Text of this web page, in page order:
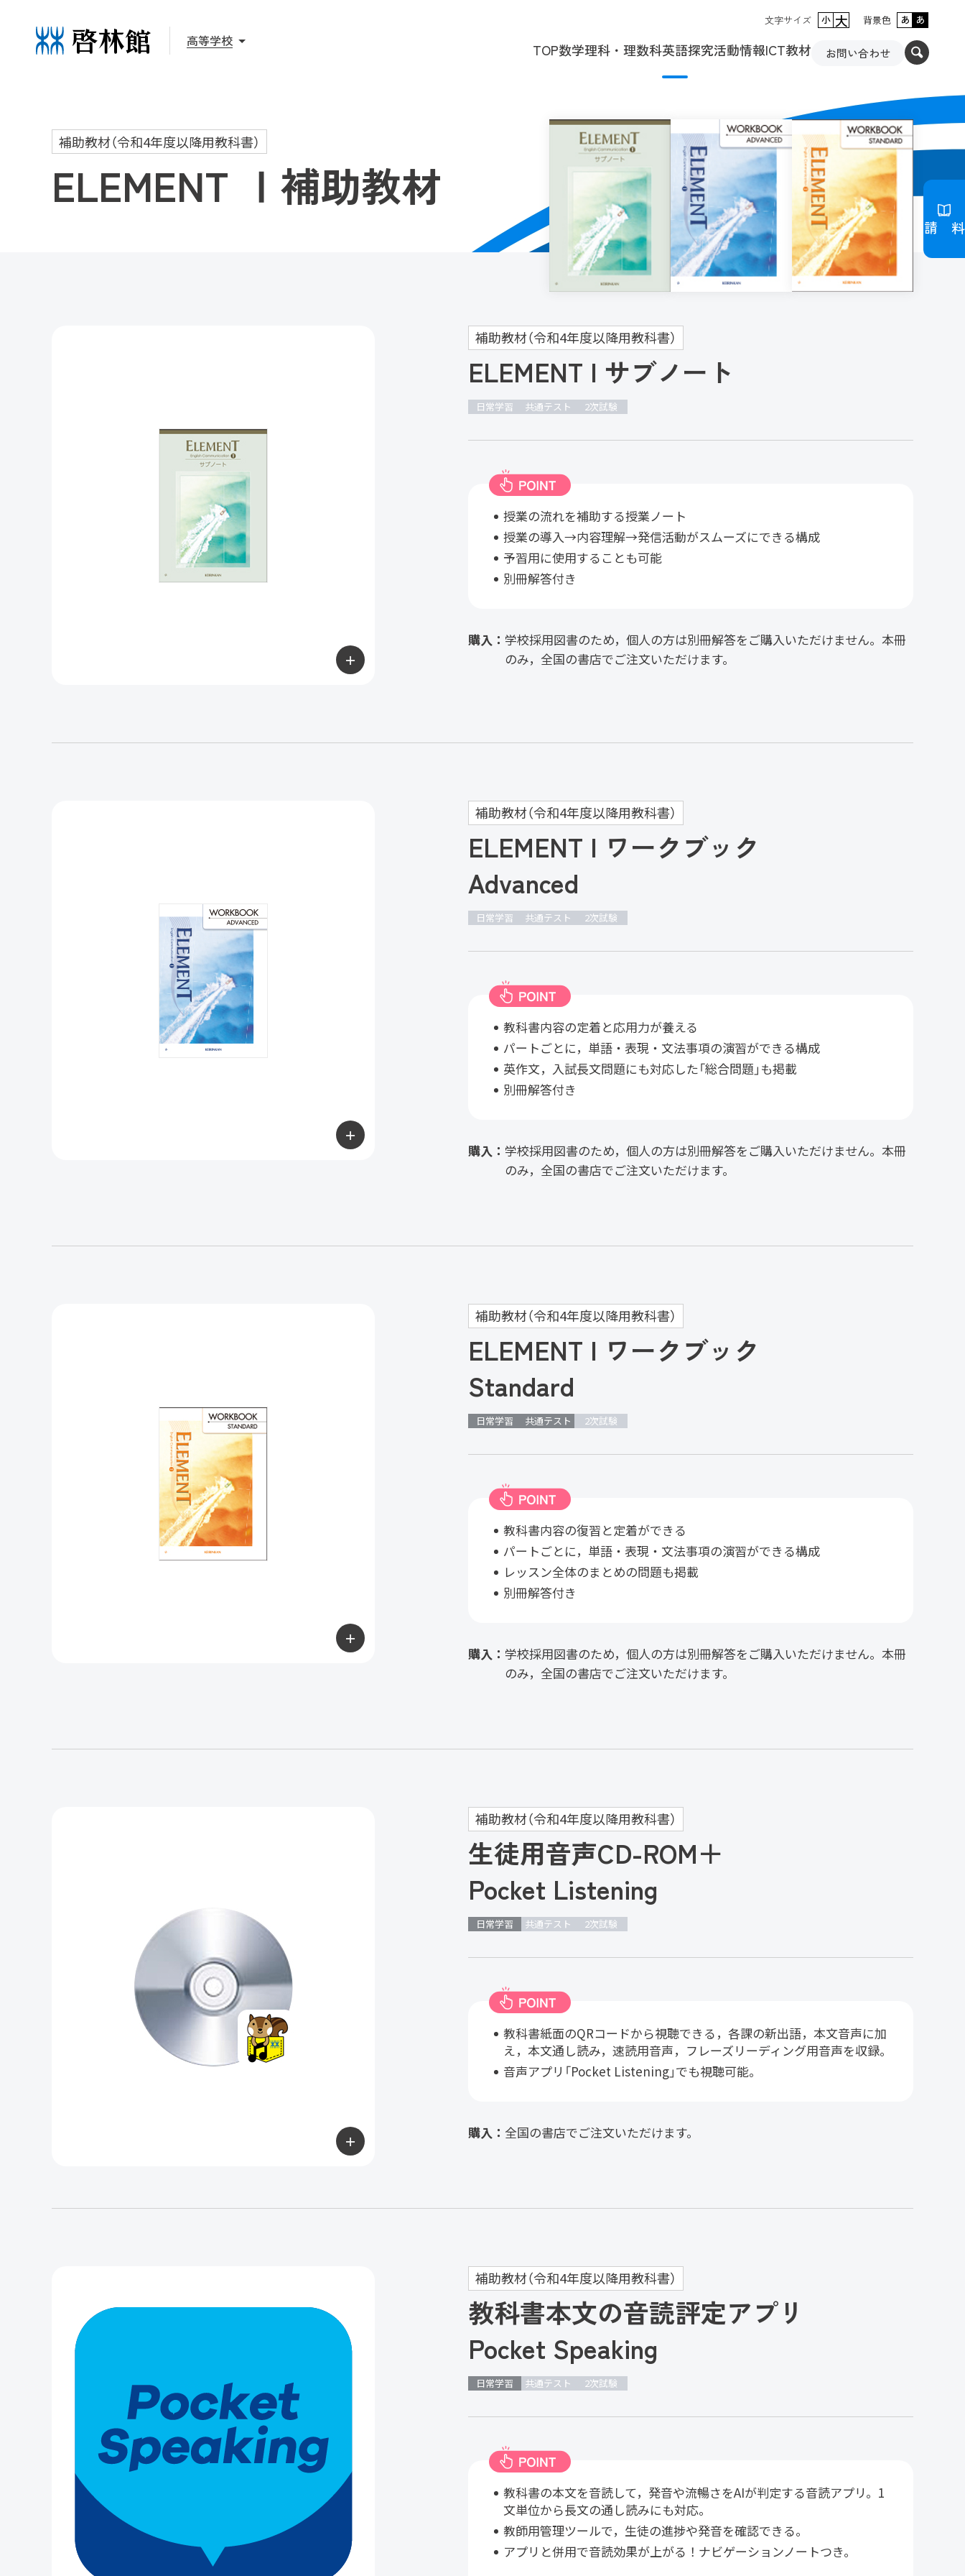
高等学校
文字サイズ 小 大 背景色 あ あ
TOP数学理科・理数科英語探究活動情報ICT教材 お問い合わせ
補助教材（令和4年度以降用教科書）
ELEMENT Ⅰ補助教材
補助教材（令和4年度以降用教科書）
ELEMENT I サブノート
日常学習 共通テスト 2次試験
＋
授業の流れを補助する授業ノート
授業の導入→内容理解→発信活動がスムーズにできる構成
予習用に使用することも可能
別冊解答付き
購入： 学校採用図書のため，個人の方は別冊解答をご購入いただけません。本冊
のみ，全国の書店でご注文いただけます。
補助教材（令和4年度以降用教科書）
ELEMENT I ワークブック
Advanced
日常学習 共通テスト 2次試験
＋
教科書内容の定着と応用力が養える
パートごとに，単語・表現・文法事項の演習ができる構成
英作文，入試長文問題にも対応した「総合問題」も掲載
別冊解答付き
購入： 学校採用図書のため，個人の方は別冊解答をご購入いただけません。本冊
のみ，全国の書店でご注文いただけます。
補助教材（令和4年度以降用教科書）
ELEMENT I ワークブック
Standard
日常学習 共通テスト 2次試験
＋
教科書内容の復習と定着ができる
パートごとに，単語・表現・文法事項の演習ができる構成
レッスン全体のまとめの問題も掲載
別冊解答付き
購入： 学校採用図書のため，個人の方は別冊解答をご購入いただけません。本冊
のみ，全国の書店でご注文いただけます。
補助教材（令和4年度以降用教科書）
生徒用音声CD-ROM＋
Pocket Listening
日常学習 共通テスト 2次試験
＋
教科書紙面のQRコードから視聴できる，各課の新出語，本文音声に加
え，本文通し読み，速読用音声，フレーズリーディング用音声を収録。
音声アプリ「Pocket Listening」でも視聴可能。
購入： 全国の書店でご注文いただけます。
補助教材（令和4年度以降用教科書）
教科書本文の音読評定アプリ
Pocket Speaking
日常学習 共通テスト 2次試験
教科書の本文を音読して，発音や流暢さをAIが判定する音読アプリ。1
文単位から長文の通し読みにも対応。
教師用管理ツールで，生徒の進捗や発音を確認できる。
アプリと併用で音読効果が上がる！ナビゲーションノートつき。